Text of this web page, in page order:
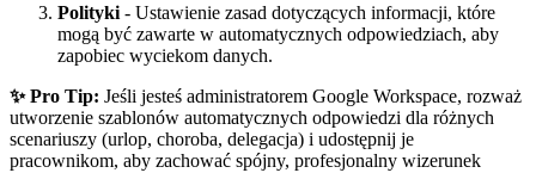
Polityki - Ustawienie zasad dotyczących informacji, które
mogą być zawarte w automatycznych odpowiedziach, aby
zapobiec wyciekom danych.
✨ Pro Tip: Jeśli jesteś administratorem Google Workspace, rozważ
utworzenie szablonów automatycznych odpowiedzi dla różnych
scenariuszy (urlop, choroba, delegacja) i udostępnij je
pracownikom, aby zachować spójny, profesjonalny wizerunek